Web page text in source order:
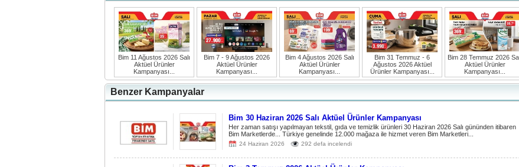
Bim 11 Ağustos 2026 Salı
Aktüel Ürünler
Kampanyası...
Bim 7 - 9 Ağustos 2026
Aktüel Ürünler
Kampanyası...
Bim 4 Ağustos 2026 Salı
Aktüel Ürünler
Kampanyası...
Bim 31 Temmuz - 6
Ağustos 2026 Aktüel
Ürünler Kampanyası...
Bim 28 Temmuz 2026
Aktüel Ürünler
Kampanyası...
Benzer Kampanyalar
Bim 30 Haziran 2026 Salı Aktüel Ürünler Kampanyası
Her zaman satışı yapılmayan tekstil, gıda ve temizlik ürünleri 30 Haziran 2026 Salı gününden itibaren
Bim Marketlerde... Türkiye genelinde 12.000 mağaza ile hizmet veren Bim Marketleri...
24 Haziran 2026 292 defa incelendi